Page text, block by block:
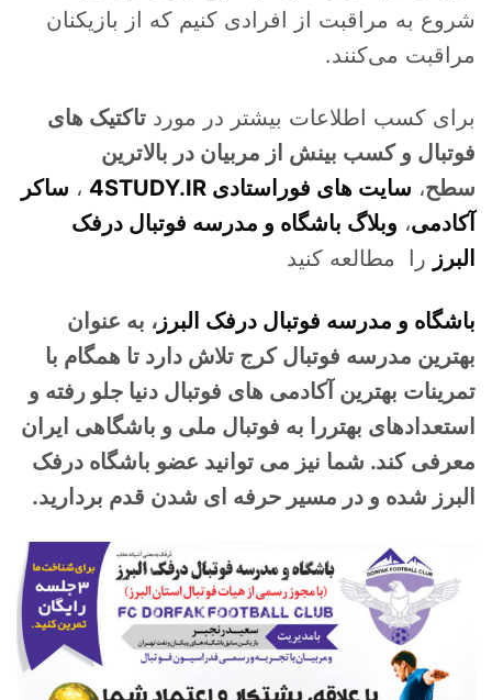
شروع به مراقبت از افرادی کنیم که از بازیکنان
مراقبت می‌کنند.
برای کسب اطلاعات بیشتر در موردتاکتیک های
فوتبال و کسب بینش از مربیان در بالاترین
سطح، سایت های فوراستادی 4STUDY.IR ، ساکر
آکادمی، وبلاگ باشگاه و مدرسه فوتبال درفک
البرز را مطالعه کنید
باشگاه و مدرسه فوتبال درفک البرز، به عنوان
بهترین مدرسه فوتبال کرج تلاش دارد تا همگام با
تمرینات بهترین آکادمی های فوتبال دنیا جلو رفته و
استعدادهای بهتررا به فوتبال ملی و باشگاهی ایران
معرفی کند. شما نیز می توانید عضو باشگاه درفک
البرز شده و در مسیر حرفه ای شدن قدم بردارید.